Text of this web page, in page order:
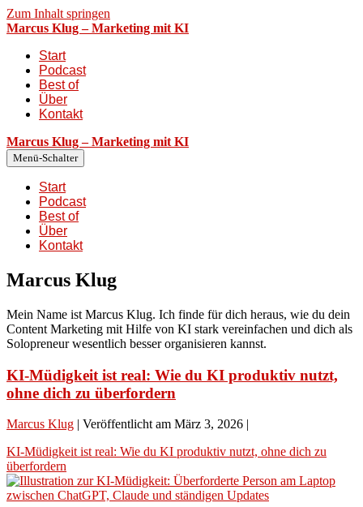
Zum Inhalt springen
Marcus Klug – Marketing mit KI
Start
Podcast
Best of
Über
Kontakt
Marcus Klug – Marketing mit KI
Menü-Schalter
Start
Podcast
Best of
Über
Kontakt
Marcus Klug
Mein Name ist Marcus Klug. Ich finde für dich heraus, wie du dein
Content Marketing mit Hilfe von KI stark vereinfachen und dich als
Solopreneur wesentlich besser organisieren kannst.
KI-Müdigkeit ist real: Wie du KI produktiv nutzt,
ohne dich zu überfordern
Marcus Klug | Veröffentlicht am März 3, 2026 |
KI-Müdigkeit ist real: Wie du KI produktiv nutzt, ohne dich zu
überfordern